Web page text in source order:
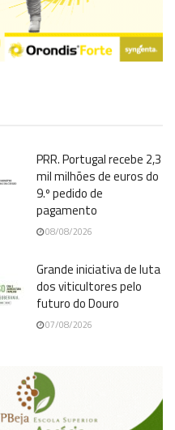
PRR. Portugal recebe 2,3
mil milhões de euros do
9.º pedido de
pagamento
08/08/2026
Grande iniciativa de luta
dos viticultores pelo
futuro do Douro
07/08/2026